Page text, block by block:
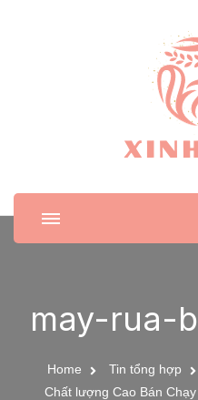
Trang tin
may-rua-
Home Tin tổng hợp
Chất lượng Cao Bán